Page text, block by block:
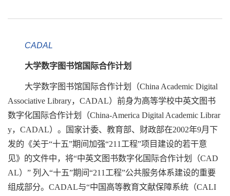
CADAL
大学数字图书馆国际合作计划
大学数字图书馆国际合作计划（China Academic Digital
Associative Library，CADAL）前身为高等学校中英文图书
数字化国际合作计划（China-America Digital Academic Librar
y，CADAL）。国家计委、教育部、财政部在2002年9月下
发的《关于“十五”期间加强“211工程”项目建设的若干意
见》的文件中，将“中英文图书数字化国际合作计划（CAD
AL）” 列入“十五”期间“211工程”公共服务体系建设的重要
组成部分。CADAL与“中国高等教育文献保障系统（CALI